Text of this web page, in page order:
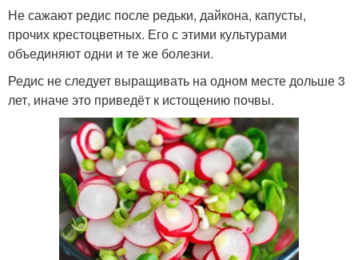
Не сажают редис после редьки, дайкона, капусты,
прочих крестоцветных. Его с этими культурами
объединяют одни и те же болезни.
Редис не следует выращивать на одном месте дольше 3
лет, иначе это приведёт к истощению почвы.